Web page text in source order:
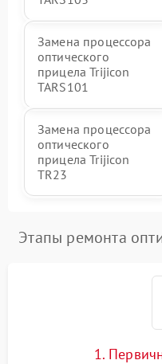
Замена процессора
оптического
прицела Trijicon
TARS101
Замена процессора
оптического
прицела Trijicon
TR23
Этапы ремонта
1.